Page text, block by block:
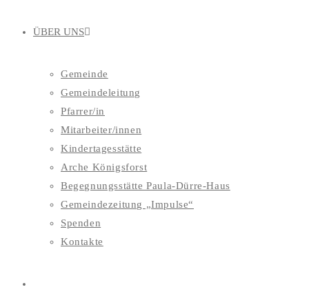
ÜBER UNS
Gemeinde
Gemeindeleitung
Pfarrer/in
Mitarbeiter/innen
Kindertagesstätte
Arche Königsforst
Begegnungsstätte Paula-Dürre-Haus
Gemeindezeitung „Impulse“
Spenden
Kontakte